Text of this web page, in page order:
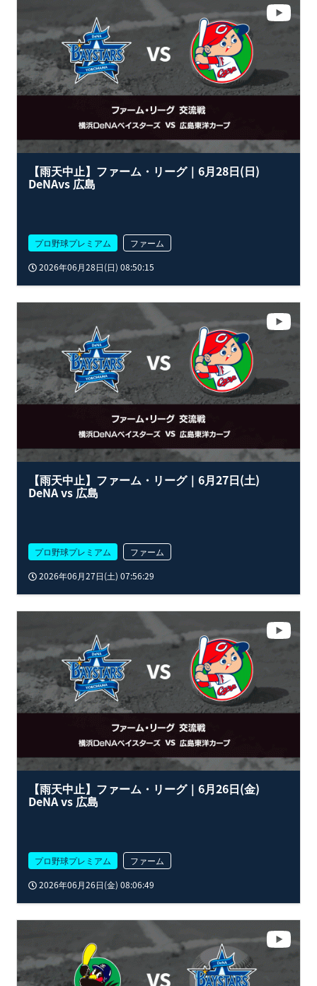
【雨天中止】ファーム・リーグ｜6月28日(日)
DeNAvs 広島
プロ野球プレミアム
ファーム
2026年06月28日(日) 08:50:15
【雨天中止】ファーム・リーグ｜6月27日(土)
DeNA vs 広島
プロ野球プレミアム
ファーム
2026年06月27日(土) 07:56:29
【雨天中止】ファーム・リーグ｜6月26日(金)
DeNA vs 広島
プロ野球プレミアム
ファーム
2026年06月26日(金) 08:06:49